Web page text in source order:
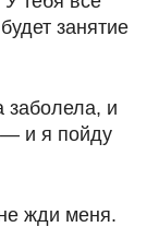
занятие
заболела, и
— и я пойду
жди меня.